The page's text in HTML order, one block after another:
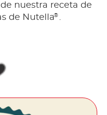
nuestra receta de
de Nutella® .